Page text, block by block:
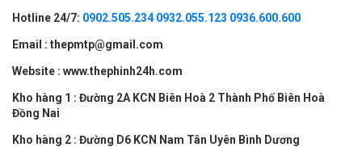
Hotline 24/7: 0902.505.234 0932.055.123 0936.600.600
Email : thepmtp@gmail.com
Website : www.thephinh24h.com
Kho hàng 1 : Đường 2A KCN Biên Hoà 2 Thành Phố Biên Hoà
Đồng Nai
Kho hàng 2 : Đường D6 KCN Nam Tân Uyên Bình Dương